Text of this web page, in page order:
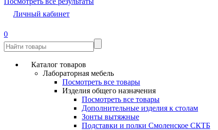
Личный кабинет
0
Каталог товаров
Лабораторная мебель
Посмотреть все товары
Изделия общего назначения
Посмотреть все товары
Дополнительные изделия к столам
Зонты вытяжные
Подставки и полки Смоленское СКТБ